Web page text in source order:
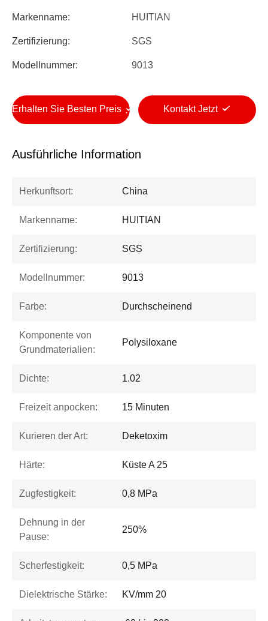
Markenname: HUITIAN
Zertifizierung: SGS
Modellnummer: 9013
Erhalten Sie Besten Preis Kontakt Jetzt
Ausführliche Information
Herkunftsort: China
Markenname: HUITIAN
Zertifizierung: SGS
Modellnummer: 9013
Farbe: Durchscheinend
Komponente von
Grundmaterialien:
Polysiloxane
Dichte: 1.02
Freizeit anpocken: 15 Minuten
Kurieren der Art: Deketoxim
Härte: Küste A 25
Zugfestigkeit: 0,8 MPa
Dehnung in der
Pause:
250%
Scherfestigkeit: 0,5 MPa
Dielektrische Stärke: KV/mm 20